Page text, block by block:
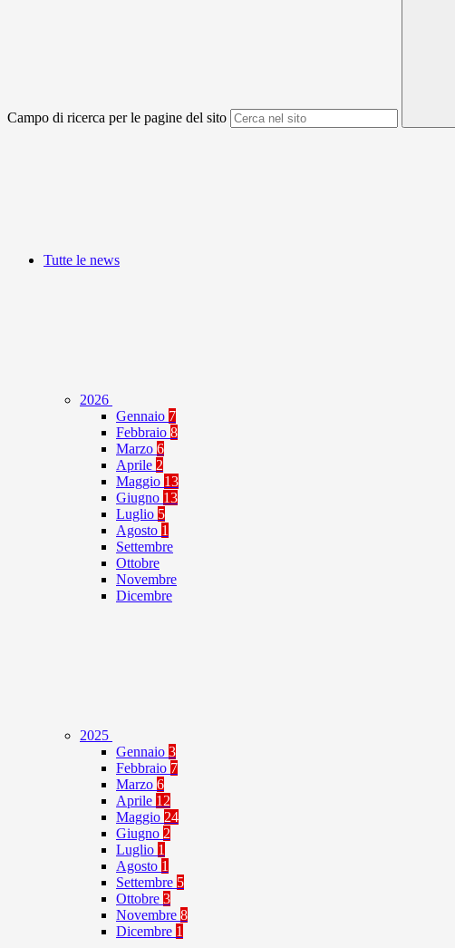
Campo di ricerca per le pagine del sito
Tutte le news
2026
Gennaio 7
Febbraio 8
Marzo 6
Aprile 2
Maggio 13
Giugno 13
Luglio 5
Agosto 1
Settembre
Ottobre
Novembre
Dicembre
2025
Gennaio 3
Febbraio 7
Marzo 6
Aprile 12
Maggio 24
Giugno 2
Luglio 1
Agosto 1
Settembre 5
Ottobre 3
Novembre 8
Dicembre 1